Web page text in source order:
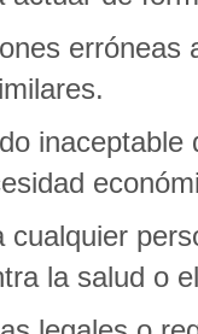
la salud o